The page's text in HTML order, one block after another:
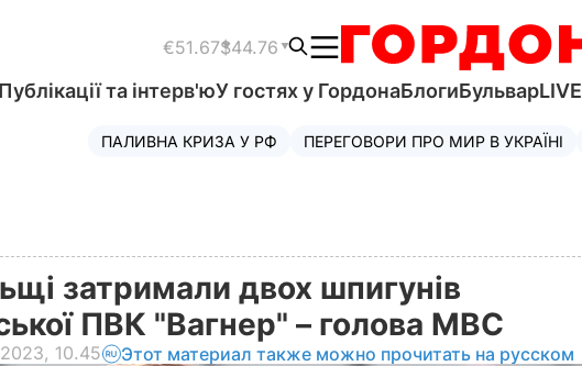
€51.67$44.76
Публікації та інтерв'юУ гостях у ГордонаБлогиБульварLIVE
ПАЛИВНА КРИЗА У РФ ПЕРЕГОВОРИ ПРО МИР В УКРАЇНІ
затримали двох шпигунів
ПВК "Вагнер" – голова МВС
10.45 Этот материал также можно прочитать на русском